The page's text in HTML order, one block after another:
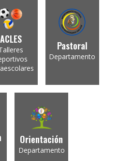
ACLES
Pastoral
Departamento
Orientación
Departamento